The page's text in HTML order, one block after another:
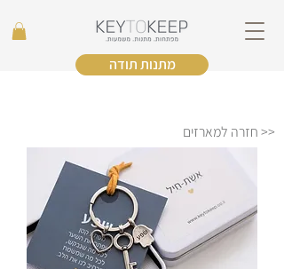
מתנות תודה
<< חזרה למארזים